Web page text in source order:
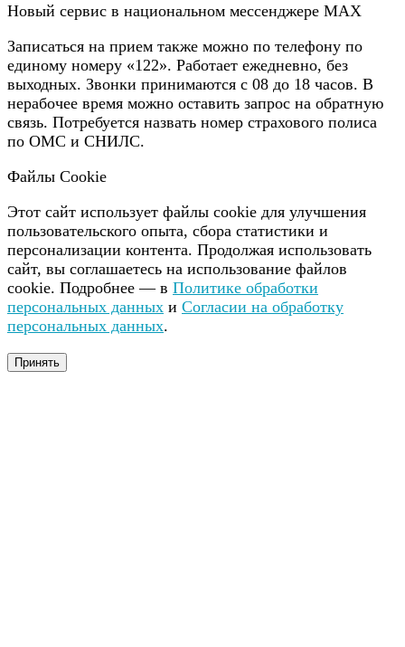
Новый сервис в национальном мессенджере MAX
Записаться на прием также можно по телефону по
единому номеру «122». Работает ежедневно, без
выходных. Звонки принимаются с 08 до 18 часов. В
нерабочее время можно оставить запрос на обратную
связь. Потребуется назвать номер страхового полиса
по ОМС и СНИЛС.
Файлы Cookie
Этот сайт использует файлы cookie для улучшения
пользовательского опыта, сбора статистики и
персонализации контента. Продолжая использовать
сайт, вы соглашаетесь на использование файлов
cookie. Подробнее — в Политике обработки
персональных данных и Согласии на обработку
персональных данных.
Принять